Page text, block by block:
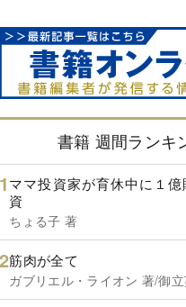
書籍 週間ランキ
ママ投資家が育休中に１
資
ちょる子 著
筋肉が全て
ガブリエル・ライオン 著/御